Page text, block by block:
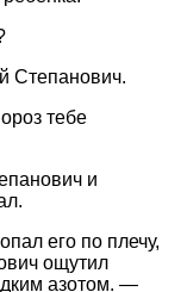
Степанович.
тебе
и
его по плечу,
ощутил
азотом. —